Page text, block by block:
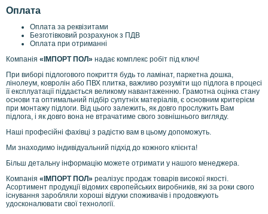
Оплата
Оплата за реквізитами
Безготівковий розрахунок з ПДВ
Оплата при отриманні
Компанія «ІМПОРТ ПОЛ» надає комплекс робіт під ключ!
При виборі підлогового покриття будь то ламінат, паркетна дошка,
лінолеум, ковролін або ПВХ плитка, важливо розуміти що підлога в процесі
її експлуатації піддається великому навантаженню. Грамотна оцінка стану
основи та оптимальний підбір супутніх матеріалів, є основним критерієм
при монтажу підлоги. Від цього залежить, як довго прослужить Вам
підлога, і як довго вона не втрачатиме свого зовнішнього вигляду.
Наші професійні фахівці з радістю вам в цьому допоможуть.
Ми знаходимо індивідуальний підхід до кожного клієнта!
Більш детальну інформацію можете отримати у нашого менеджера.
Компанія «ІМПОРТ ПОЛ» реалізує продаж товарів високої якості.
Асортимент продукції відомих європейських виробників, які за роки свого
існування заробляли хороші відгуки споживачів і продовжують
удосконалювати свої технології.